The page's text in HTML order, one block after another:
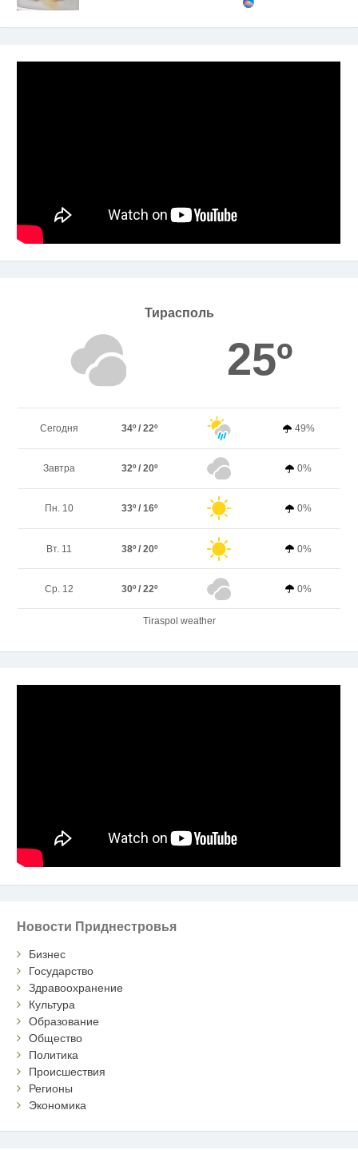
Тирасполь
25º
Сегодня 34º / 22º 49%
Завтра 32º / 20º 0%
Пн. 10 33º / 16º 0%
Вт. 11 38º / 20º 0%
Ср. 12 30º / 22º 0%
Tiraspol weather
Новости Приднестровья
Бизнес
Государство
Здравоохранение
Культура
Образование
Общество
Политика
Происшествия
Регионы
Экономика